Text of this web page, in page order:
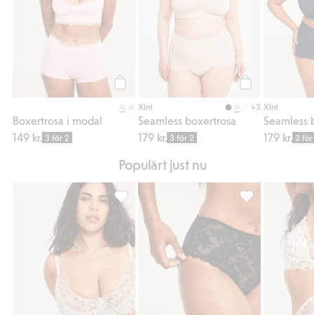
Köp
Boxertrosa i modal
149 kr. 3 för 2
Xlnt +3
Seamless boxertrosa
179 kr. 3 för 2
Xlnt
Seamless
179 kr. 3
Populärt just nu
Bygel-bh i spets, Lägg till i favoriter
Brieftrosor i